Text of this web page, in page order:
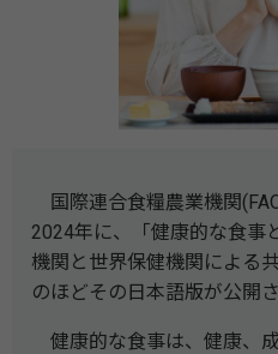
国際連合食糧農業機関
2024年に、「健康的な食
機関と世界保健機関による
のほどその日本語版が公開さ
健康的な食事は、健康、